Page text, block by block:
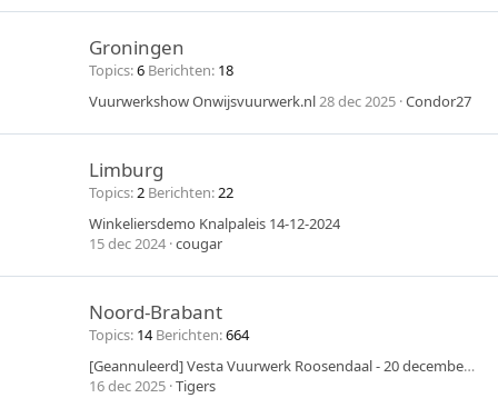
Groningen
Topics 6 Berichten 18
Vuurwerkshow Onwijsvuurwerk.nl28 dec 2025 Condor27
Limburg
Topics 2 Berichten 22
Winkeliersdemo Knalpaleis 14-12-2024
15 dec 2024 cougar
Noord-Brabant
Topics 14 Berichten 664
[Geannuleerd] Vesta Vuurwerk Roosendaal - 20 december 2025
16 dec 2025 Tigers